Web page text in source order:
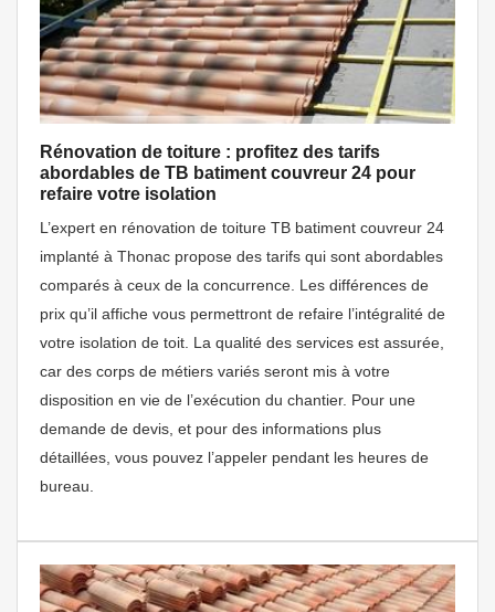
Rénovation de toiture : profitez des tarifs
abordables de TB batiment couvreur 24 pour
refaire votre isolation
L’expert en rénovation de toiture TB batiment couvreur 24
implanté à Thonac propose des tarifs qui sont abordables
comparés à ceux de la concurrence. Les différences de
prix qu’il affiche vous permettront de refaire l’intégralité de
votre isolation de toit. La qualité des services est assurée,
car des corps de métiers variés seront mis à votre
disposition en vie de l’exécution du chantier. Pour une
demande de devis, et pour des informations plus
détaillées, vous pouvez l’appeler pendant les heures de
bureau.